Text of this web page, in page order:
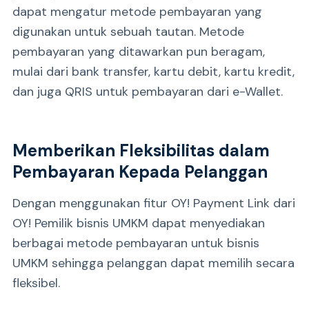
dapat mengatur metode pembayaran yang
digunakan untuk sebuah tautan. Metode
pembayaran yang ditawarkan pun beragam,
mulai dari bank transfer, kartu debit, kartu kredit,
dan juga QRIS untuk pembayaran dari e-Wallet.
Memberikan Fleksibilitas dalam
Pembayaran Kepada Pelanggan
Dengan menggunakan fitur OY! Payment Link dari
OY! Pemilik bisnis UMKM dapat menyediakan
berbagai metode pembayaran untuk bisnis
UMKM sehingga pelanggan dapat memilih secara
fleksibel.